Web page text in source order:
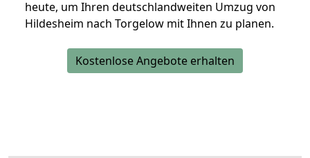
heute, um Ihren deutschlandweiten Umzug von
Hildesheim nach Torgelow mit Ihnen zu planen.
Kostenlose Angebote erhalten